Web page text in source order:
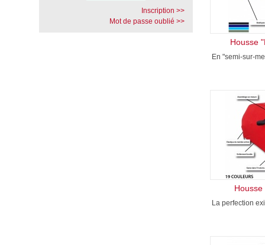
Housse
En "semi-sur-
Housse
La perfection
Inscription >>
Mot de passe oublié >>